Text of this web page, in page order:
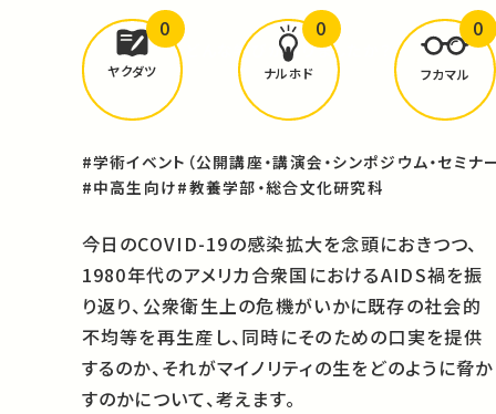
どんな学びがありましたか？
ヤクダツ
0
ナルホド
0
フカマル
0
#学術イベント（公開講座・講演会・シンポジウム・セミナ
#中高生向け#教養学部・総合文化研究科
今日のCOVID-19の感染拡大を念頭におきつつ、
1980年代のアメリカ合衆国におけるAIDS禍を振
り返り、公衆衛生上の危機がいかに既存の社会的
不均等を再生産し、同時にそのための口実を提供
するのか、それがマイノリティの生をどのように脅か
すのかについて、考えます。